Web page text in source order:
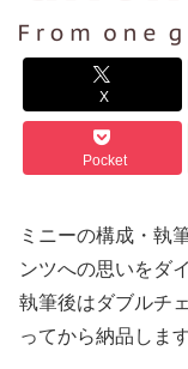
X
Pocket
ミニーの構成・執
ンツへの思いをダ
執筆後はダブルチ
ってから納品します